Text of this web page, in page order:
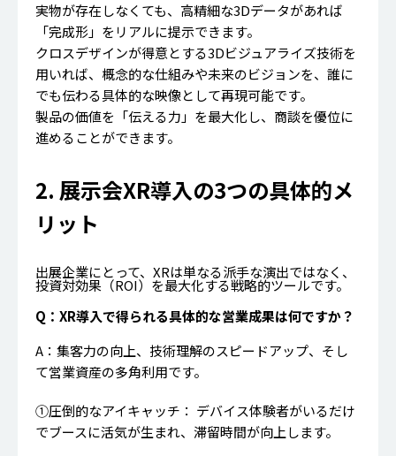
実物が存在しなくても、高精細な3Dデータがあれば
「完成形」をリアルに提示できます。
クロスデザインが得意とする3Dビジュアライズ技術を
用いれば、概念的な仕組みや未来のビジョンを、誰に
でも伝わる具体的な映像として再現可能です。
製品の価値を「伝える力」を最大化し、商談を優位に
進めることができます。
2. 展示会XR導入の3つの具体的メ
リット
出展企業にとって、XRは単なる派手な演出ではなく、
投資対効果（ROI）を最大化する戦略的ツールです。
Q：XR導入で得られる具体的な営業成果は何ですか？
A：集客力の向上、技術理解のスピードアップ、そし
て営業資産の多角利用です。
①圧倒的なアイキャッチ： デバイス体験者がいるだけ
でブースに活気が生まれ、滞留時間が向上します。